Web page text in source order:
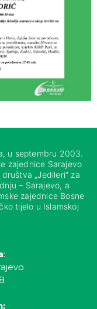
u septembru 2003.
zajednice Sarajevo
„Jedileri“ za
– Sarajevo, a
zajednice Bosne
tijelo u Islamskoj
: